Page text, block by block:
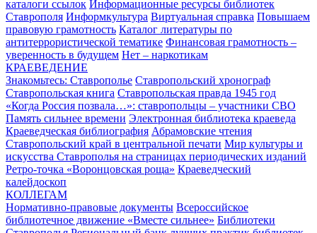
каталоги ссылок Информационные ресурсы библиотек
Ставрополя Информкультура Виртуальная справка Повышаем
правовую грамотность Каталог литературы по
антитеррористической тематике Финансовая грамотность –
уверенность в будущем Нет – наркотикам
КРАЕВЕДЕНИЕ
Знакомьтесь: Ставрополье Ставропольский хронограф
Ставропольская книга Ставропольская правда 1945 год
«Когда Россия позвала…»: ставропольцы – участники СВО
Память сильнее времени Электронная библиотека краеведа
Краеведческая библиография Абрамовские чтения
Ставропольский край в центральной печати Мир культуры и
искусства Ставрополья на страницах периодических изданий
Ретро-точка «Воронцовская роща» Краеведческий
калейдоскоп
КОЛЛЕГАМ
Нормативно-правовые документы Всероссийское
библиотечное движение «Вместе сильнее» Библиотеки